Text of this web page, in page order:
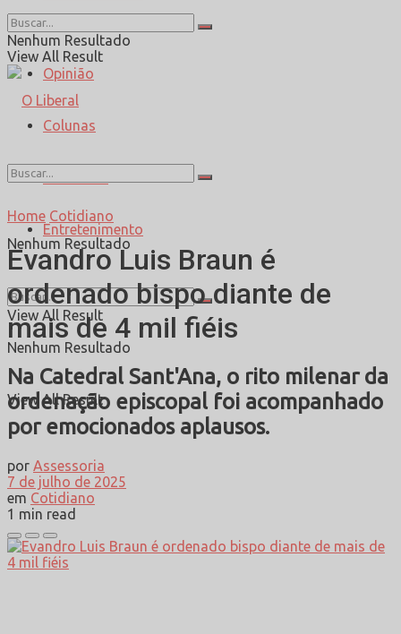
Esporte
Opinião
Colunas
Entrevista
Entretenimento
Nenhum Resultado
View All Result
Nenhum Resultado
View All Result
Nenhum Resultado
View All Result
Home Cotidiano
Evandro Luis Braun é
ordenado bispo diante de
mais de 4 mil fiéis
Na Catedral Sant'Ana, o rito milenar da
ordenação episcopal foi acompanhado
por emocionados aplausos.
por Assessoria
7 de julho de 2025
em Cotidiano
1 min read